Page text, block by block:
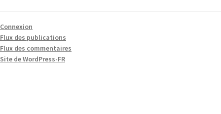
Connexion
Flux des publications
Flux des commentaires
Site de WordPress-FR